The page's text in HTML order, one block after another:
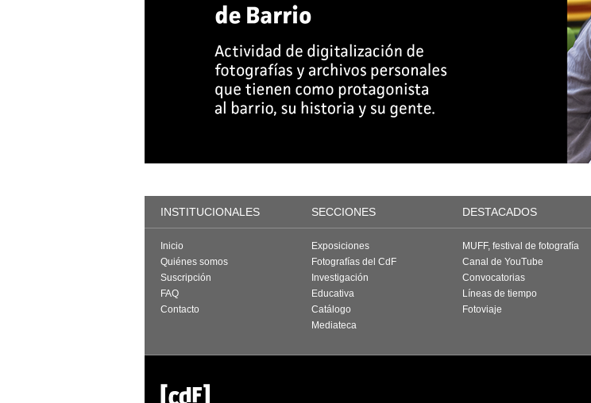
INSTITUCIONALES SECCIONES DESTACADOS
Inicio
Quiénes somos
Suscripción
FAQ
Contacto
Exposiciones
Fotografías del CdF
Investigación
Educativa
Catálogo
Mediateca
MUFF, festival de fotografía
Canal de YouTube
Convocatorias
Líneas de tiempo
Fotoviaje